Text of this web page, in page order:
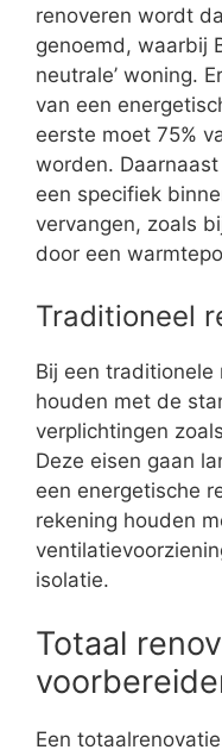
renoveren wordt
genoemd, waarbij
neutrale’ woning.
van een
eerste moet 75%
worden.
een specifiek
vervangen, zoals
door een
Traditioneel
Bij een traditionele
houden met de
verplichtingen
Deze eisen gaan
een energetische
rekening houden
isolatie.
Totaal
Een